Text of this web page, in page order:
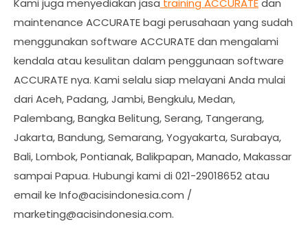
Kami juga menyediakan jasa training ACCURATEdan
maintenance ACCURATE bagi perusahaan yang sudah
menggunakan software ACCURATE dan mengalami
kendala atau kesulitan dalam penggunaan software
ACCURATE nya. Kami selalu siap melayani Anda mulai
dari Aceh, Padang, Jambi, Bengkulu, Medan,
Palembang, Bangka Belitung, Serang, Tangerang,
Jakarta, Bandung, Semarang, Yogyakarta, Surabaya,
Bali, Lombok, Pontianak, Balikpapan, Manado, Makassar
sampai Papua. Hubungi kami di 021-29018652 atau
email ke Info@acisindonesia.com /
marketing@acisindonesia.com.